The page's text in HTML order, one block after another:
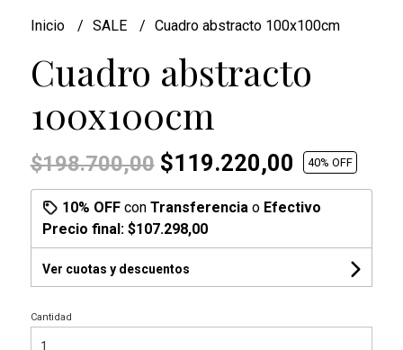
Inicio SALE Cuadro abstracto 100x100cm
Cuadro abstracto
100x100cm
$198.700,00$119.220,00 40% OFF
10% OFFcon Transferencia o Efectivo
Precio final: $107.298,00
Ver cuotas y descuentos
Cantidad